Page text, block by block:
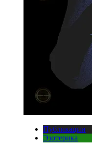
Публикации
Эзотерика